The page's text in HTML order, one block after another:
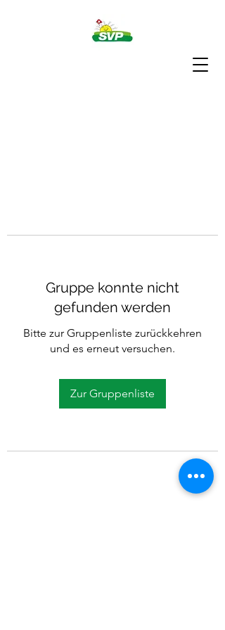
Gruppe konnte nicht
gefunden werden
Bitte zur Gruppenliste zurückkehren
und es erneut versuchen.
Zur Gruppenliste